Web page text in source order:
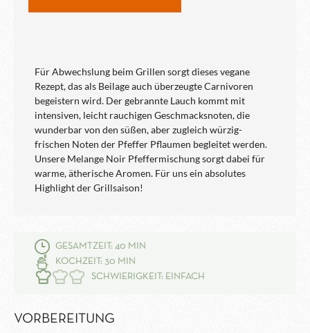
Für Abwechslung beim Grillen sorgt dieses vegane
Rezept, das als Beilage auch überzeugte Carnivoren
begeistern wird. Der gebrannte Lauch kommt mit
intensiven, leicht rauchigen Geschmacksnoten, die
wunderbar von den süßen, aber zugleich würzig-
frischen Noten der Pfeffer Pflaumen begleitet werden.
Unsere Melange Noir Pfeffermischung sorgt dabei für
warme, ätherische Aromen. Für uns ein absolutes
Highlight der Grillsaison!
GESAMTZEIT: 40 MIN
KOCHZEIT: 30 MIN
SCHWIERIGKEIT: EINFACH
VORBEREITUNG